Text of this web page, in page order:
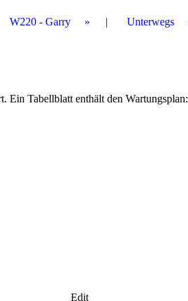
W220 - Garry Unterwegs
Ein Tabellblatt enthält den Wartungsplan:
Edit